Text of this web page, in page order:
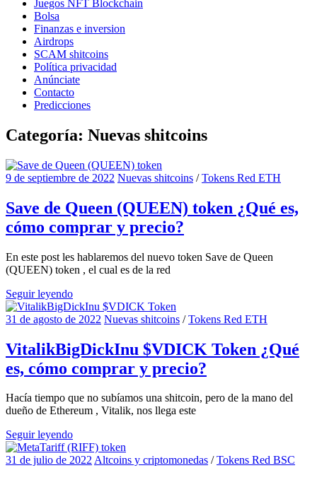
Juegos NFT Blockchain
Bolsa
Finanzas e inversion
Airdrops
SCAM shitcoins
Política privacidad
Anúnciate
Contacto
Predicciones
Categoría: Nuevas shitcoins
9 de septiembre de 2022 Nuevas shitcoins /Tokens Red ETH
Save de Queen (QUEEN) token ¿Qué es,
cómo comprar y precio?
En este post les hablaremos del nuevo token Save de Queen
(QUEEN) token , el cual es de la red
Seguir leyendo
31 de agosto de 2022 Nuevas shitcoins /Tokens Red ETH
VitalikBigDickInu $VDICK Token ¿Qué
es, cómo comprar y precio?
Hacía tiempo que no subíamos una shitcoin, pero de la mano del
dueño de Ethereum , Vitalik, nos llega este
Seguir leyendo
31 de julio de 2022Altcoins y criptomonedas /Tokens Red BSC